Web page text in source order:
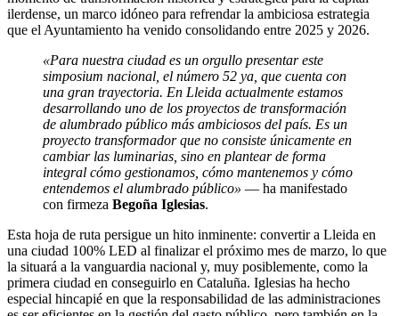
ilerdense, un marco idóneo para refrendar la ambiciosa estrategia
que el Ayuntamiento ha venido consolidando entre 2025 y 2026.
«Para nuestra ciudad es un orgullo presentar este
simposium nacional, el número 52 ya, que cuenta con
una gran trayectoria. En Lleida actualmente estamos
desarrollando uno de los proyectos de transformación
de alumbrado público más ambiciosos del país. Es un
proyecto transformador que no consiste únicamente en
cambiar las luminarias, sino en plantear de forma
integral cómo gestionamos, cómo mantenemos y cómo
entendemos el alumbrado público» — ha manifestado
con firmeza Begoña Iglesias.
Esta hoja de ruta persigue un hito inminente: convertir a Lleida en
una ciudad 100% LED al finalizar el próximo mes de marzo, lo que
la situará a la vanguardia nacional y, muy posiblemente, como la
primera ciudad en conseguirlo en Cataluña. Iglesias ha hecho
especial hincapié en que la responsabilidad de las administraciones